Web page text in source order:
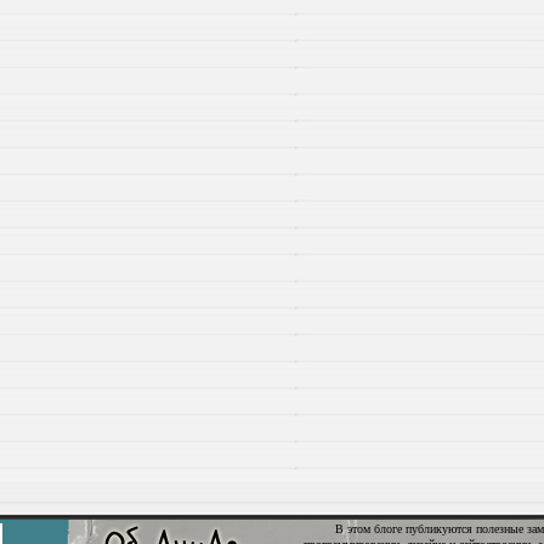
В этом блоге публикуются полезные